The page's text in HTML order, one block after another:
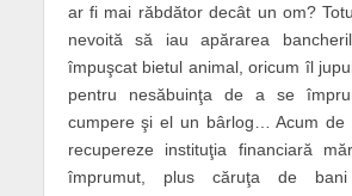
ar fi mai răbdător decât un om?
nevoită să iau apărarea
împuşcat bietul animal, oricum îl
pentru nesăbuinţa de a se
cumpere şi el un bârlog… Acum de
recupereze instituţia financiară
împrumut, plus căruţa de bani